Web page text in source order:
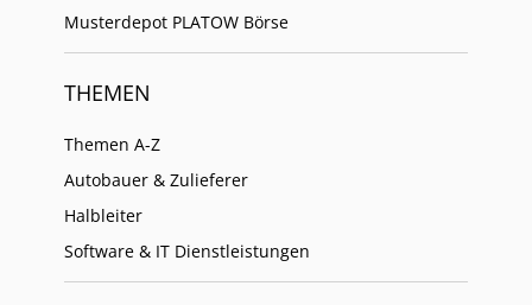
Musterdepot PLATOW Börse
THEMEN
Themen A-Z
Autobauer & Zulieferer
Halbleiter
Software & IT Dienstleistungen